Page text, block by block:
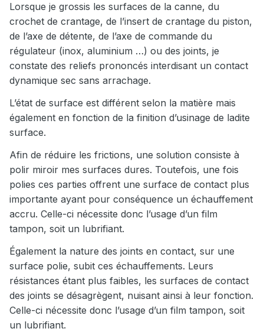
Lorsque je grossis les surfaces de la canne, du
crochet de crantage, de l’insert de crantage du piston,
de l’axe de détente, de l’axe de commande du
régulateur (inox, aluminium …) ou des joints, je
constate des reliefs prononcés interdisant un contact
dynamique sec sans arrachage.
L’état de surface est différent selon la matière mais
également en fonction de la finition d’usinage de ladite
surface.
Afin de réduire les frictions, une solution consiste à
polir miroir mes surfaces dures. Toutefois, une fois
polies ces parties offrent une surface de contact plus
importante ayant pour conséquence un échauffement
accru. Celle-ci nécessite donc l’usage d’un film
tampon, soit un lubrifiant.
Également la nature des joints en contact, sur une
surface polie, subit ces échauffements. Leurs
résistances étant plus faibles, les surfaces de contact
des joints se désagrègent, nuisant ainsi à leur fonction.
Celle-ci nécessite donc l’usage d’un film tampon, soit
un lubrifiant.